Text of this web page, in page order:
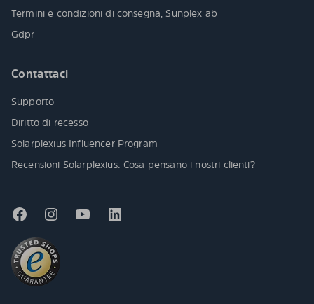
Termini e condizioni di consegna, Sunplex ab
Gdpr
Contattaci
Supporto
Diritto di recesso
Solarplexius Influencer Program
Recensioni Solarplexius: Cosa pensano i nostri clienti?